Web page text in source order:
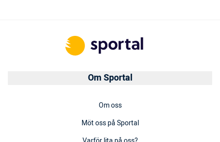
Om Sportal
Om oss
Möt oss på Sportal